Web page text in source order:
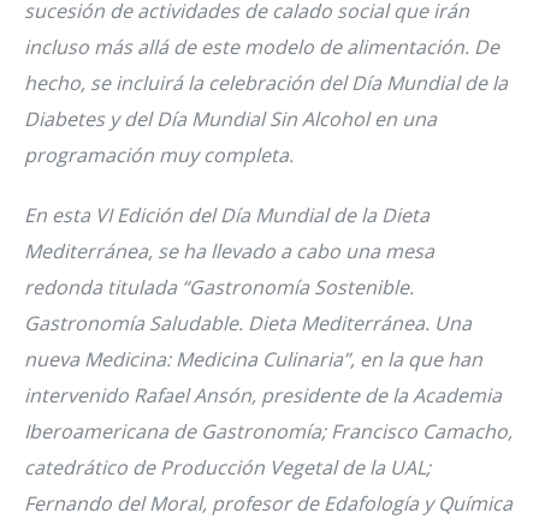
sucesión de actividades de calado social que irán
incluso más allá de este modelo de alimentación. De
hecho, se incluirá la celebración del Día Mundial de la
Diabetes y del Día Mundial Sin Alcohol en una
programación muy completa.
En esta VI Edición del Día Mundial de la Dieta
Mediterránea, se ha llevado a cabo una mesa
redonda titulada “Gastronomía Sostenible.
Gastronomía Saludable. Dieta Mediterránea. Una
nueva Medicina: Medicina Culinaria”, en la que han
intervenido Rafael Ansón, presidente de la Academia
Iberoamericana de Gastronomía; Francisco Camacho,
catedrático de Producción Vegetal de la UAL;
Fernando del Moral, profesor de Edafología y Química